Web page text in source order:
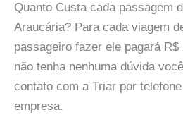
Quanto Custa cada passagem
Araucária? Para cada viagem
passageiro fazer ele pagará
não tenha nenhuma dúvida
contato com a Triar por
empresa.